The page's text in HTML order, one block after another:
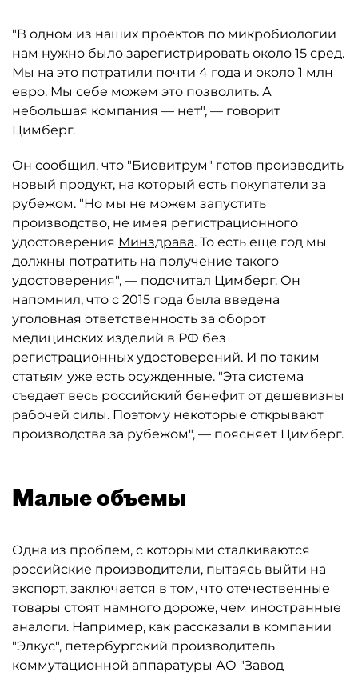
"В одном из наших проектов по микробиологии
нам нужно было зарегистрировать около 15 сред.
Мы на это потратили почти 4 года и около 1 млн
евро. Мы себе можем это позволить. А
небольшая компания — нет", — говорит
Цимберг.
Он сообщил, что "Биовитрум" готов производить
новый продукт, на который есть покупатели за
рубежом. "Но мы не можем запустить
производство, не имея регистрационного
удостоверения Минздрава. То есть еще год мы
должны потратить на получение такого
удостоверения", — подсчитал Цимберг. Он
напомнил, что с 2015 года была введена
уголовная ответственность за оборот
медицинских изделий в РФ без
регистрационных удостоверений. И по таким
статьям уже есть осужденные. "Эта система
съедает весь российский бенефит от дешевизны
рабочей силы. Поэтому некоторые открывают
производства за рубежом", — поясняет Цимберг.
Малые объемы
Одна из проблем, с которыми сталкиваются
российские производители, пытаясь выйти на
экспорт, заключается в том, что отечественные
товары стоят намного дороже, чем иностранные
аналоги. Например, как рассказали в компании
"Элкус", петербургский производитель
коммутационной аппаратуры АО "Завод